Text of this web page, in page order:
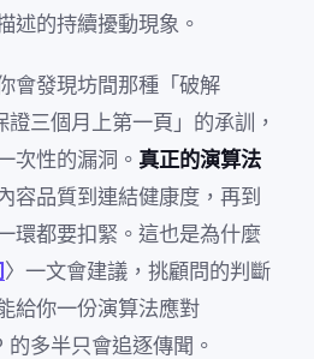
述的持續擾動現象。
會發現坊間那種「破解
三個月上第一頁」的承訓，
次性的漏洞。 真正的演算法
容品質到連結健康度，再到
環都要扣緊。這也是為什麼
〉一文會建議，挑顧問的判斷
給你一份演算法應對
多半只會追逐傳聞。